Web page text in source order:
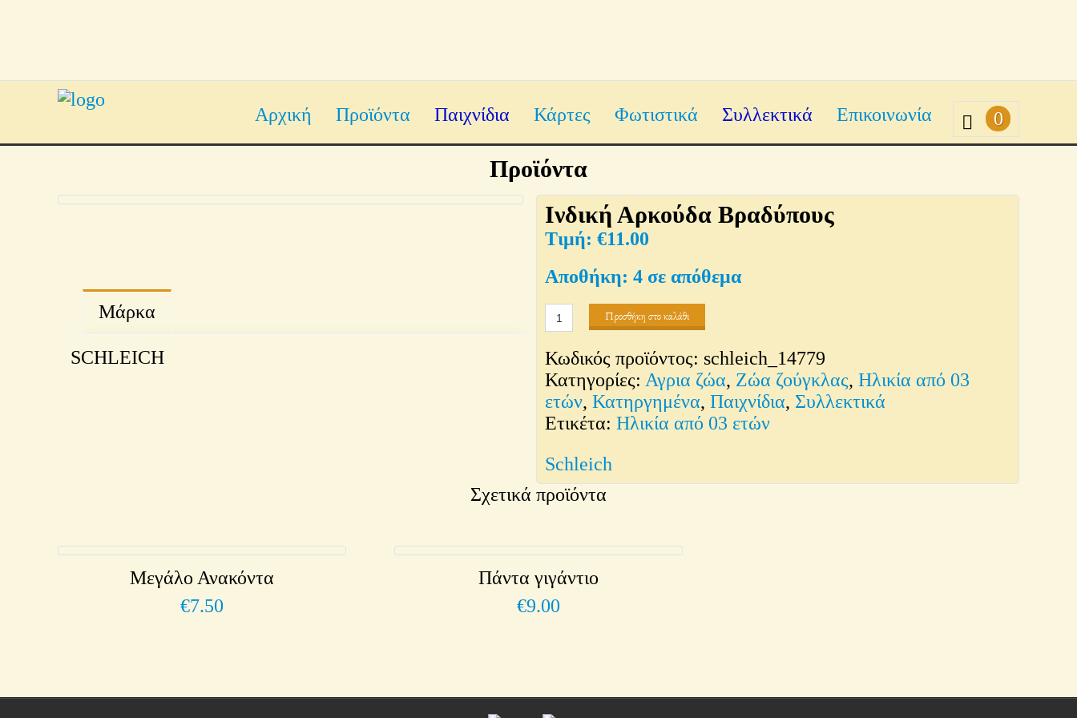
Αρχική Προϊόντα Παιχνίδια Κάρτες Φωτιστικά Συλλεκτικά Επικοινωνία 0
Προϊόντα
Ινδική Αρκούδα Βραδύπους
€11.00
4 σε απόθεμα
Ινδική
Αρκούδα
Βραδύπους
ποσότητα
Προσθήκη στο καλάθι
Κωδικός προϊόντος: schleich_14779
Κατηγορίες: Αγρια ζώα, Ζώα ζούγκλας,Ηλικία από 03
ετών,Κατηργημένα,Παιχνίδια, Συλλεκτικά
Ετικέτα:Ηλικία από 03 ετών
Schleich
Μάρκα
SCHLEICH
Σχετικά προϊόντα
Μεγάλο Ανακόντα
€7.50
Πάντα γιγάντιο
€9.00